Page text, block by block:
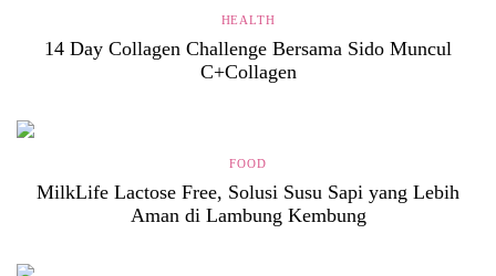
HEALTH
14 Day Collagen Challenge Bersama Sido Muncul
C+Collagen
FOOD
MilkLife Lactose Free, Solusi Susu Sapi yang Lebih
Aman di Lambung Kembung